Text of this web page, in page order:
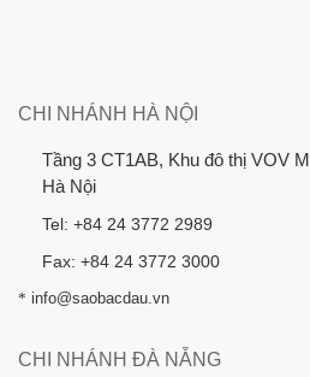
CHI NHÁNH HÀ NỘI
Tầng 3 CT1AB, Khu đô thị VOV
Hà Nội
Tel: +84 24 3772 2989
Fax: +84 24 3772 3000
* info@saobacdau.vn
CHI NHÁNH ĐÀ NẴNG